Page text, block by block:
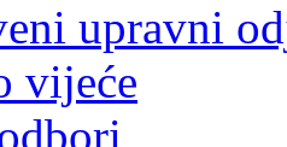
upravni
vijeće